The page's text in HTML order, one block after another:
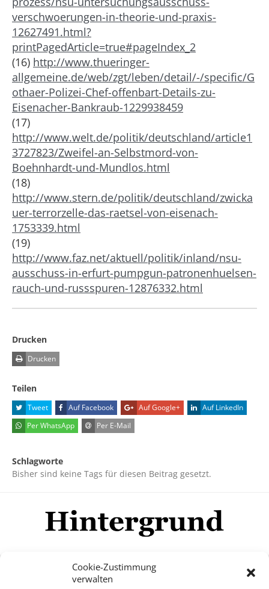
Cookie-Zustimmung
verwalten
verschwoerungen-in-theorie-und-praxis-
12627491.html?
printPagedArticle=true#pageIndex_2
(16) http://www.thueringer-
allgemeine.de/web/zgt/leben/detail/-/specific/G
othaer-Polizei-Chef-offenbart-Details-zu-
Eisenacher-Bankraub-1229938459
(17)
http://www.welt.de/politik/deutschland/article1
3727823/Zweifel-an-Selbstmord-von-
Boehnhardt-und-Mundlos.html
(18)
http://www.stern.de/politik/deutschland/zwicka
uer-terrorzelle-das-raetsel-von-eisenach-
1753339.html
(19)
http://www.faz.net/aktuell/politik/inland/nsu-
ausschuss-in-erfurt-pumpgun-patronenhuelsen-
rauch-und-russspuren-12876332.html
Drucken
Drucken
Teilen
Tweet Auf Facebook Auf Google+
Auf LinkedIn
Per WhatsApp
Per E-Mail
Schlagworte
Bisher sind keine Tags für diesen Beitrag gesetzt.